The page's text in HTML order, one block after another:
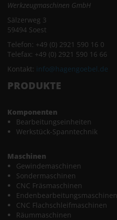
Werkzeugmaschinen GmbH
Sälzerweg 3
59494 Soest
Telefon: +49 (0) 2921 590 16 0
Telefax: +49 (0) 2921 590 16 66
Kontakt: info@hagengoebel.de
PRODUKTE
Komponenten
Bearbeitungseinheiten
Werkstück-Spanntechnik
Maschinen
Gewindemaschinen
Sondermaschinen
CNC Fräsmaschinen
Endenbearbeitungsmaschinen
CNC Flachschleifmaschinen
Räummaschinen